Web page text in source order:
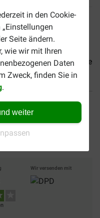
in den Cookie-
Seite ändern.
wie wir mit Ihren
Daten
Zweck, finden Sie in
.
weiter
Snacks - Rinderlunge...
Wir versenden mit